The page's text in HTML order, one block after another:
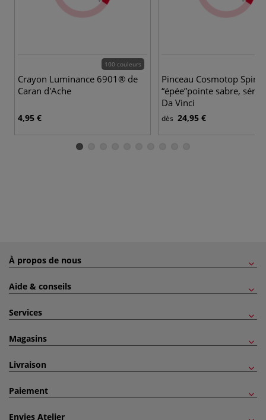
100 couleurs
Crayon Luminance 6901® de
Caran d'Ache
4,95 €
Pinceau Cosmotop Spin
“épée”pointe sabre,
Da Vinci
dès 24,95 €
À propos de nous
Aide & conseils
Services
Magasins
Livraison
Paiement
Envies Atelier